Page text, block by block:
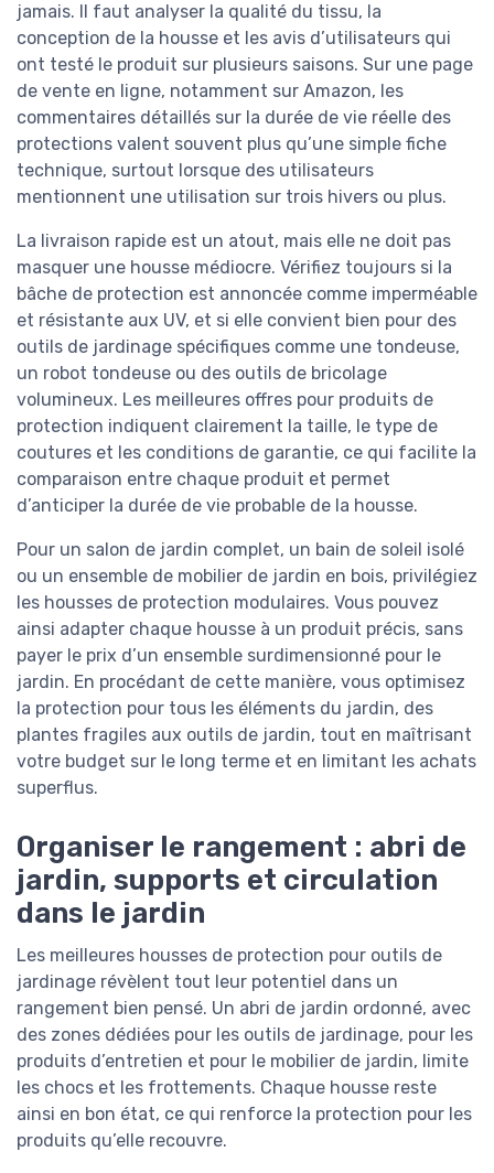
jamais. Il faut analyser la qualité du tissu, la
conception de la housse et les avis d’utilisateurs qui
ont testé le produit sur plusieurs saisons. Sur une page
de vente en ligne, notamment sur Amazon, les
commentaires détaillés sur la durée de vie réelle des
protections valent souvent plus qu’une simple fiche
technique, surtout lorsque des utilisateurs
mentionnent une utilisation sur trois hivers ou plus.
La livraison rapide est un atout, mais elle ne doit pas
masquer une housse médiocre. Vérifiez toujours si la
bâche de protection est annoncée comme imperméable
et résistante aux UV, et si elle convient bien pour des
outils de jardinage spécifiques comme une tondeuse,
un robot tondeuse ou des outils de bricolage
volumineux. Les meilleures offres pour produits de
protection indiquent clairement la taille, le type de
coutures et les conditions de garantie, ce qui facilite la
comparaison entre chaque produit et permet
d’anticiper la durée de vie probable de la housse.
Pour un salon de jardin complet, un bain de soleil isolé
ou un ensemble de mobilier de jardin en bois, privilégiez
les housses de protection modulaires. Vous pouvez
ainsi adapter chaque housse à un produit précis, sans
payer le prix d’un ensemble surdimensionné pour le
jardin. En procédant de cette manière, vous optimisez
la protection pour tous les éléments du jardin, des
plantes fragiles aux outils de jardin, tout en maîtrisant
votre budget sur le long terme et en limitant les achats
superflus.
Organiser le rangement : abri de
jardin, supports et circulation
dans le jardin
Les meilleures housses de protection pour outils de
jardinage révèlent tout leur potentiel dans un
rangement bien pensé. Un abri de jardin ordonné, avec
des zones dédiées pour les outils de jardinage, pour les
produits d’entretien et pour le mobilier de jardin, limite
les chocs et les frottements. Chaque housse reste
ainsi en bon état, ce qui renforce la protection pour les
produits qu’elle recouvre.